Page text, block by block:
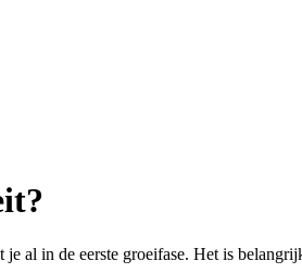
al in de eerste groeifase. Het is